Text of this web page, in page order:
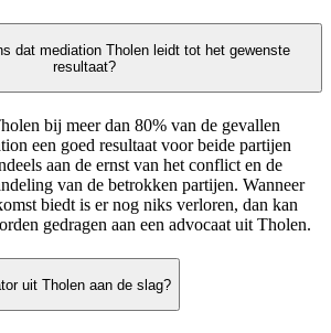
dat mediation Tholen leidt tot het gewenste
resultaat?
bij meer dan 80% van de gevallen
een goed resultaat voor beide partijen
aan de ernst van het conflict en de
van de betrokken partijen. Wanneer
biedt is er nog niks verloren, dan kan
gedragen aan een advocaat uit Tholen.
uit Tholen aan de slag?